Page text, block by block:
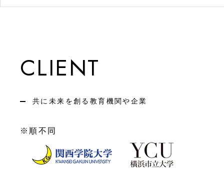
CLIENT
共に未来を創る教育機関や企業
※順不同